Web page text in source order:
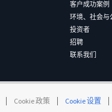
客户成功案例
环境、社会与
投资者
招聘
联系我们
Cookie 政策 Cookie 设置